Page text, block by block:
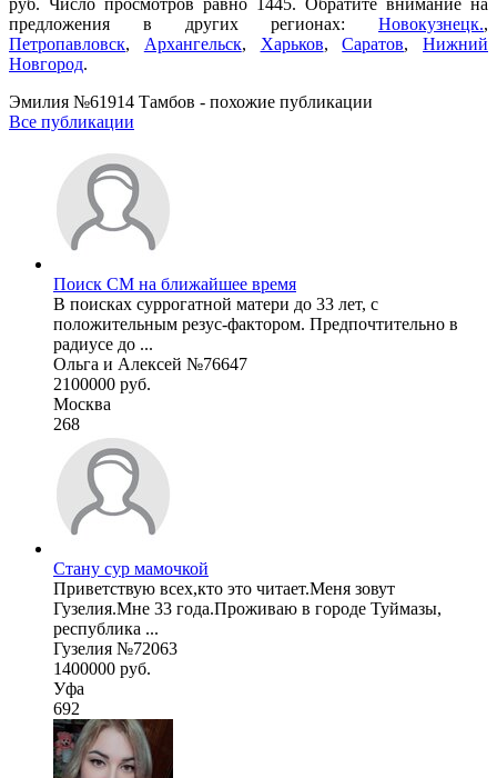
предложения в других регионах: Новокузнецк.,
Петропавловск, Архангельск, Харьков,Саратов, Нижний
Новгород.
Эмилия №61914 Тамбов - похожие публикации
Все публикации
Поиск СМ на ближайшее время
В поисках суррогатной матери до 33 лет, с
положительным резус-фактором. Предпочтительно в
радиусе до ...
Ольга и Алексей №76647
2100000 руб.
Москва
268
Стану сур мамочкой
Приветствую всех,кто это читает.Меня зовут
Гузелия.Мне 33 года.Проживаю в городе Туймазы,
республика ...
Гузелия №72063
1400000 руб.
Уфа
692